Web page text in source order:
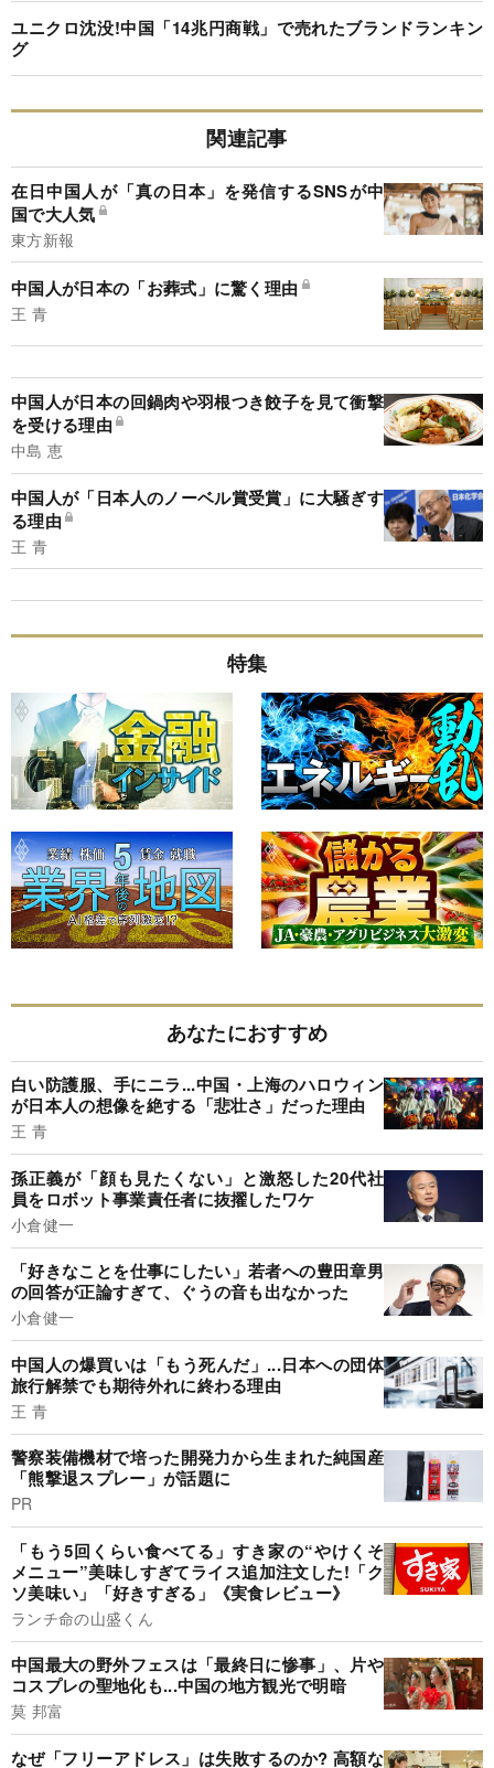
ユニクロ沈没!中国「14兆円商戦」で売れたブランドランキン
グ
関連記事
在日中国人が「真の日本」を発信するSNSが中
国で大人気
東方新報
中国人が日本の「お葬式」に驚く理由
王 青
中国人が日本の回鍋肉や羽根つき餃子を見て衝撃
を受ける理由
中島 恵
中国人が「日本人のノーベル賞受賞」に大騒ぎす
る理由
王 青
特集
あなたにおすすめ
白い防護服、手にニラ...中国・上海のハロウィン
が日本人の想像を絶する「悲壮さ」だった理由
王 青
孫正義が「顔も見たくない」と激怒した20代社
員をロボット事業責任者に抜擢したワケ
小倉健一
「好きなことを仕事にしたい」若者への豊田章男
の回答が正論すぎて、ぐうの音も出なかった
小倉健一
中国人の爆買いは「もう死んだ」...日本への団体
旅行解禁でも期待外れに終わる理由
王 青
警察装備機材で培った開発力から生まれた純国産
「熊撃退スプレー」が話題に
PR
「もう5回くらい食べてる」すき家の“やけくそ
メニュー”美味しすぎてライス追加注文した!「ク
ソ美味い」「好きすぎる」《実食レビュー》
ランチ命の山盛くん
中国最大の野外フェスは「最終日に惨事」、片や
コスプレの聖地化も...中国の地方観光で明暗
莫 邦富
なぜ「フリーアドレス」は失敗するのか? 高額な